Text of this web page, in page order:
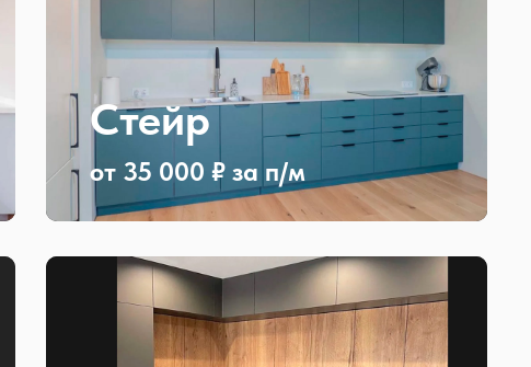
от 35 000 ₽ за п/м
Стейр